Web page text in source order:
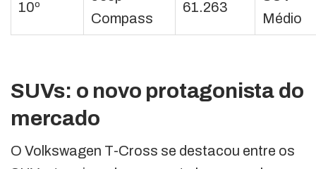
10º
Compass
61.263
Médio
SUVs: o novo protagonista do
mercado
O Volkswagen T-Cross se destacou entre os